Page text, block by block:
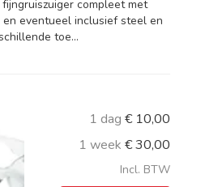
compleet met
eventueel inclusief steel en
toe...
1 dag € 10,00
1 week €30,00
Incl. BTW